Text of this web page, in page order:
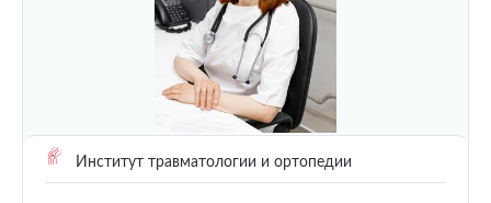
Институт травматологии и ортопедии